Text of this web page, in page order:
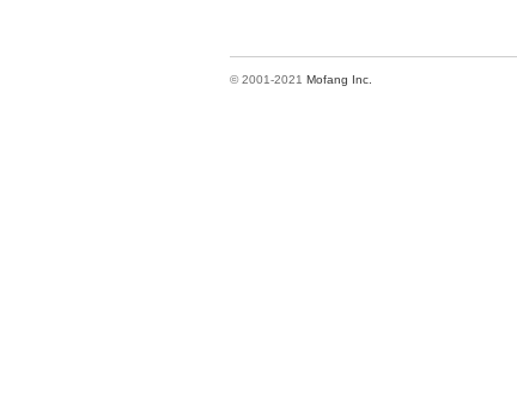
© 2001-2021 Mofang Inc.